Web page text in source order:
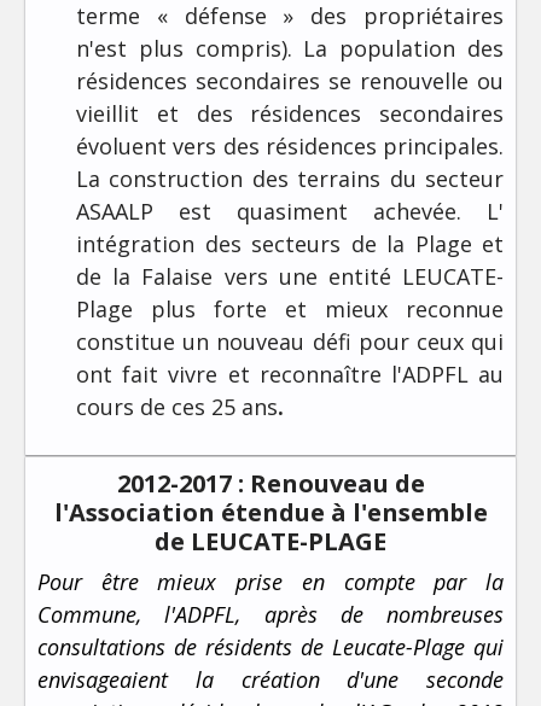
terme « défense » des propriétaires
n'est plus compris). La population des
résidences secondaires se renouvelle ou
vieillit et des résidences secondaires
évoluent vers des résidences principales.
La construction des terrains du secteur
ASAALP est quasiment achevée. L'
intégration des secteurs de la Plage et
de la Falaise vers une entité LEUCATE-
Plage plus forte et mieux reconnue
constitue un nouveau défi pour ceux qui
ont fait vivre et reconnaître l'ADPFL au
cours de ces 25 ans.
2012-2017 : Renouveau de
l'Association étendue à l'ensemble
de LEUCATE-PLAGE
Pour être mieux prise en compte par la
Commune, l'ADPFL, après de nombreuses
consultations de résidents de Leucate-Plage qui
envisageaient la création d'une seconde